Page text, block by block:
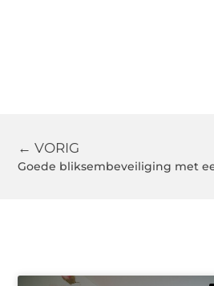
← VORIG
Goede bliksembeveiliging met